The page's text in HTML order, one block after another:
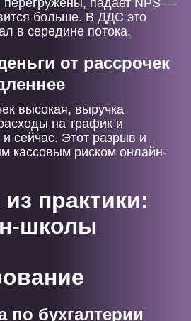
перегружены, падает NPS —
больше. В ДДС это
в середине потока.
от рассрочек
высокая, выручка
на трафик и
сейчас. Этот разрыв и
кассовым риском онлайн-
практики:
школы
по бухгалтерии